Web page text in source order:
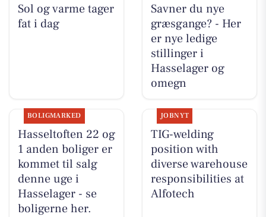
Sol og varme tager
fat i dag
Savner du nye
græsgange? - Her
er nye ledige
stillinger i
Hasselager og
omegn
BOLIGMARKED
Hasseltoften 22 og
1 anden boliger er
kommet til salg
denne uge i
Hasselager - se
boligerne her.
JOBNYT
TIG-welding
position with
diverse warehouse
responsibilities at
Alfotech